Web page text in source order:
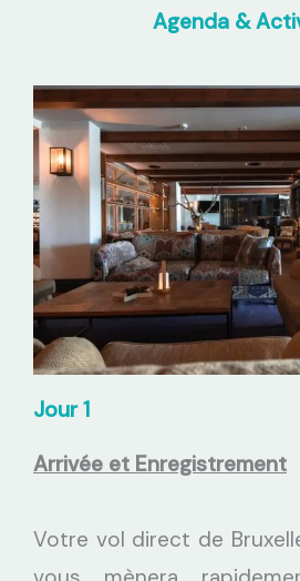
Agenda &
Jour 1
Arrivée et Enregistrement
Votre vol direct de